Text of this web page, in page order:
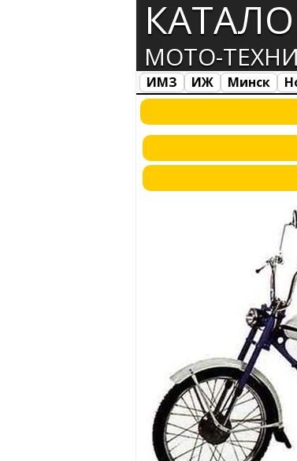
МОТО-
ИМЗ ИЖ Минск
Все марки
Загрузка...